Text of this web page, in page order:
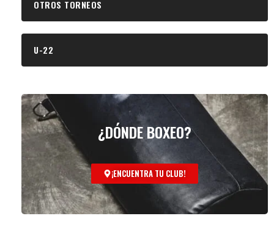
OTROS TORNEOS
U-22
¿DÓNDE BOXEO?
¡ENCUENTRA TU CLUB!